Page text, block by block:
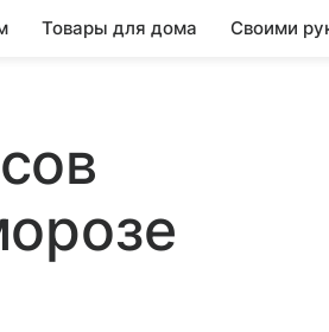
Товары для дома Своими